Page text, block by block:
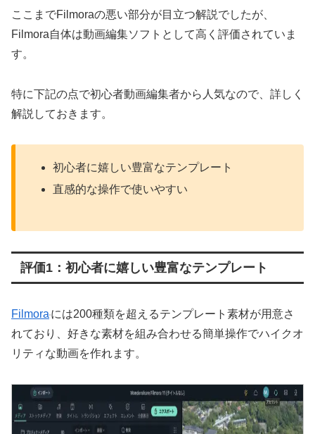
ここまでFilmoraの悪い部分が目立つ解説でしたが、
Filmora自体は動画編集ソフトとして高く評価されていま
す。
特に下記の点で初心者動画編集者から人気なので、詳しく
解説しておきます。
初心者に嬉しい豊富なテンプレート
直感的な操作で使いやすい
評価1：初心者に嬉しい豊富なテンプレート
Filmora には200種類を超えるテンプレート素材が用意さ
れており、好きな素材を組み合わせる簡単操作でハイクオ
リティな動画を作れます。